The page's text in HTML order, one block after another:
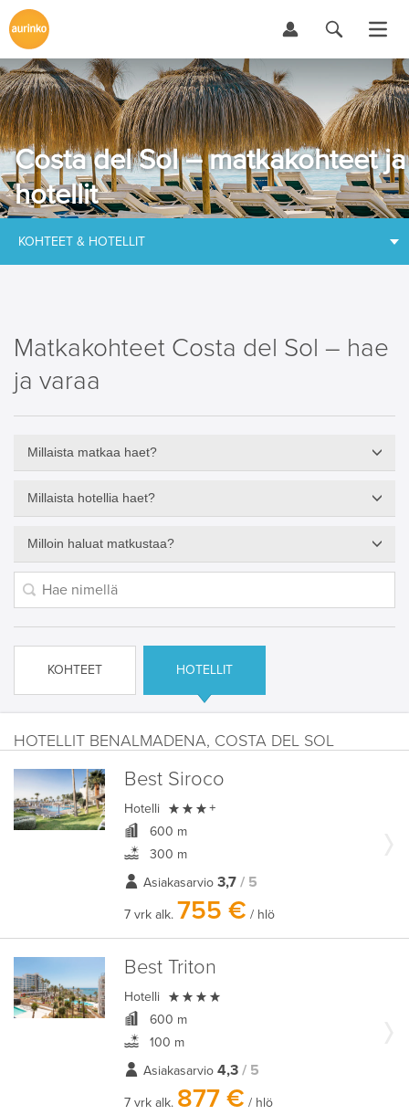
Costa del Sol – matkakohteet ja
hotellit
KOHTEET & HOTELLIT
Matkakohteet Costa del Sol – hae
ja varaa
Millaista matkaa haet?
Millaista hotellia haet?
Milloin haluat matkustaa?
KOHTEET HOTELLIT
HOTELLIT BENALMADENA, COSTA DEL SOL
Best Siroco
Hotelli  +
600 m
300 m
Asiakasarvio 3,7 / 5
7 vrk alk. 755 € / hlö
Best Triton
Hotelli 
600 m
100 m
Asiakasarvio 4,3 / 5
7 vrk alk. 877 € / hlö